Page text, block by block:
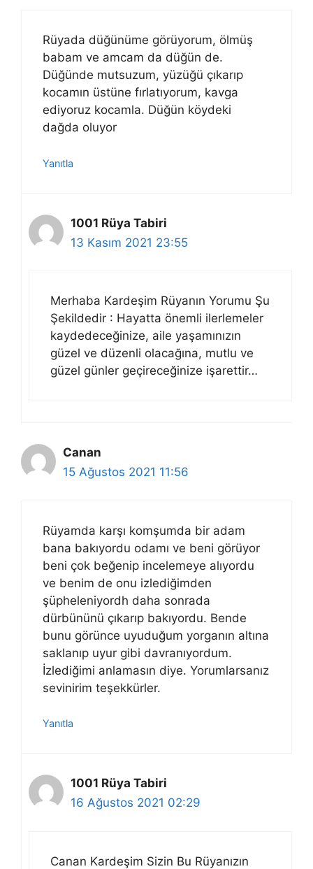
Rüyada düğünüme görüyorum, ölmüş
babam ve amcam da düğün de.
Düğünde mutsuzum, yüzüğü çıkarıp
kocamın üstüne fırlatıyorum, kavga
ediyoruz kocamla. Düğün köydeki
dağda oluyor
Yanıtla
1001 Rüya Tabiri
13 Kasım 2021 23:55
Merhaba Kardeşim Rüyanın Yorumu Şu
Şekildedir : Hayatta önemli ilerlemeler
kaydedeceğinize, aile yaşamınızın
güzel ve düzenli olacağına, mutlu ve
güzel günler geçireceğinize işarettir…
Canan
15 Ağustos 2021 11:56
Rüyamda karşı komşumda bir adam
bana bakıyordu odamı ve beni görüyor
beni çok beğenip incelemeye alıyordu
ve benim de onu izlediğimden
şüpheleniyordh daha sonrada
dürbününü çıkarıp bakıyordu. Bende
bunu görünce uyuduğum yorganın altına
saklanıp uyur gibi davranıyordum.
İzlediğimi anlamasın diye. Yorumlarsanız
sevinirim teşekkürler.
Yanıtla
1001 Rüya Tabiri
16 Ağustos 2021 02:29
Canan Kardeşim Sizin Bu Rüyanızın